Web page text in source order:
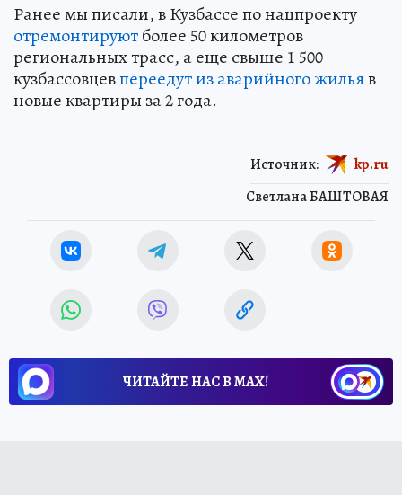
Ранее мы писали, в Кузбассе по нацпроекту
отремонтируютболее 50 километров
региональных трасс, а еще свыше 1 500
кузбассовцевпереедут из аварийного жильяв
новые квартиры за 2 года.
Светлана БАШТОВАЯ
Источник: kp.ru
ЧИТАЙТЕ НАС В МАХ!